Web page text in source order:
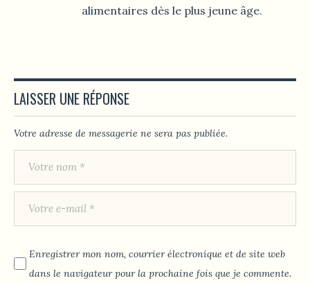
alimentaires dès le plus jeune âge.
LAISSER UNE RÉPONSE
Votre adresse de messagerie ne sera pas publiée.
Enregistrer mon nom, courrier électronique et de site web
dans le navigateur pour la prochaine fois que je commente.